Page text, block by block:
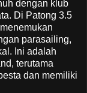
dengan klub
Di Patong 3.5
parasailing,
Ini adalah
terutama
dan memiliki